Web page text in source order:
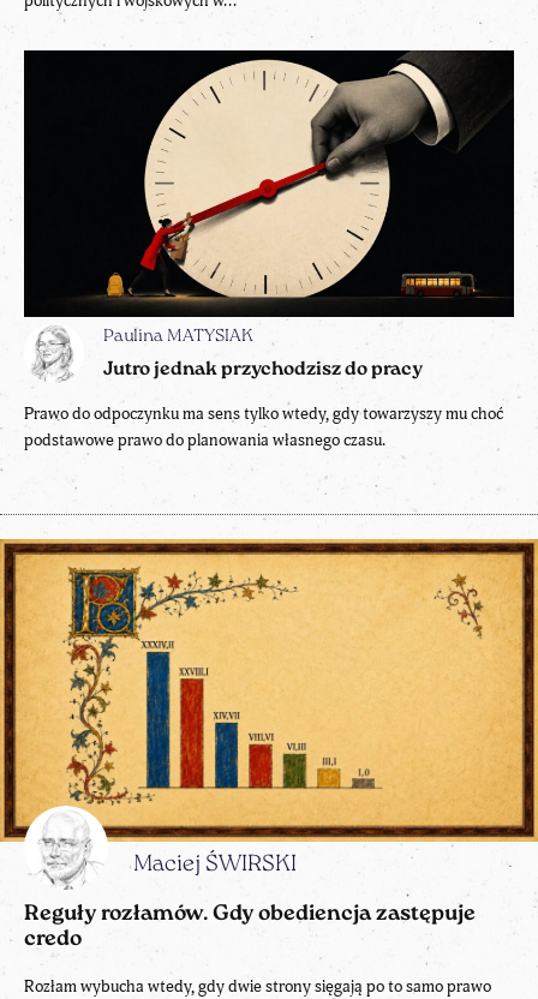
Paulina MATYSIAK
Jutro jednak przychodzisz do pracy
Prawo do odpoczynku ma sens tylko wtedy, gdy towarzyszy mu choć
podstawowe prawo do planowania własnego czasu.
Maciej ŚWIRSKI
Reguły rozłamów. Gdy obediencja zastępuje
credo
Rozłam wybucha wtedy, gdy dwie strony sięgają po to samo prawo